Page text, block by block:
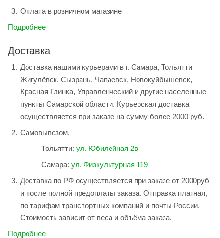
Оплата в розничном магазине
Подробнее
Доставка
Доставка нашими курьерами в г. Самара, Тольятти,
Жигулёвск, Сызрань, Чапаевск, Новокуйбышевск,
Красная Глинка, Управленческий и другие населенные
пункты Самарской области. Курьерская доставка
осуществляется при заказе на сумму более 2000 руб.
Самовывозом.
Тольятти: ул. Юбилейная 2в
Самара: ул. Физкультурная 119
Доставка по РФ осуществляется при заказе от 2000руб
и после полной предоплаты заказа. Отправка платная,
по тарифам транспортных компаний и почты России.
Стоимость зависит от веса и объёма заказа.
Подробнее